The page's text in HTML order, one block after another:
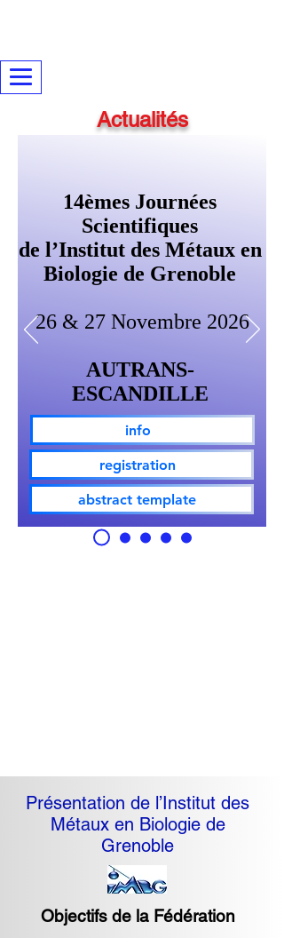
Actualités
14èmes Journées
Scientifiques
de l’Institut des Métaux en
Biologie de Grenoble
26 & 27 Novembre 2026
AUTRANS-
ESCANDILLE
info
registration
abstract template
Présentation de l’Institut des
Métaux en Biologie de
Grenoble
Objectifs de la Fédération